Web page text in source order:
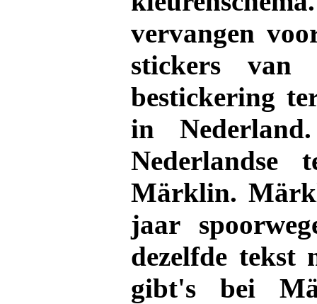
vervangen
stickers
bestickering
in
Märklin.
jaar
dezelfde
gibt's bei